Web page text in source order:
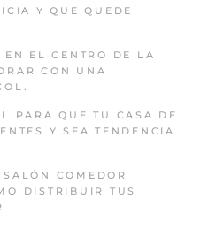
Y QUE QUEDE
EL CENTRO DE LA
CON UNA
PARA QUE TU CASA DE
Y SEA TENDENCIA
COMEDOR
DISTRIBUIR TUS